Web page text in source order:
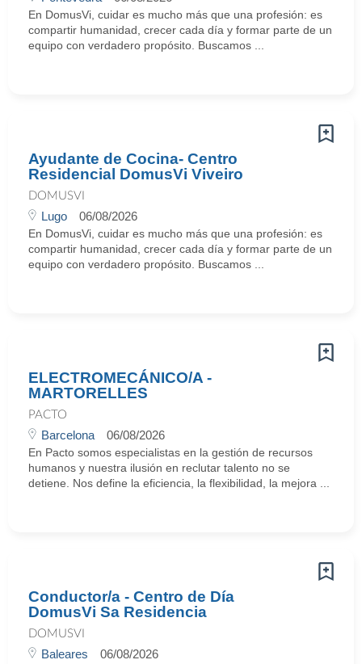
En DomusVi, cuidar es mucho más que una profesión: es
compartir humanidad, crecer cada día y formar parte de un
equipo con verdadero propósito. Buscamos ...
Ayudante de Cocina- Centro
Residencial DomusVi Viveiro
DOMUSVI
Lugo 06/08/2026
En DomusVi, cuidar es mucho más que una profesión: es
compartir humanidad, crecer cada día y formar parte de un
equipo con verdadero propósito. Buscamos ...
ELECTROMECÁNICO/A -
MARTORELLES
PACTO
Barcelona 06/08/2026
En Pacto somos especialistas en la gestión de recursos
humanos y nuestra ilusión en reclutar talento no se
detiene. Nos define la eficiencia, la flexibilidad, la mejora ...
Conductor/a - Centro de Día
DomusVi Sa Residencia
DOMUSVI
Baleares 06/08/2026